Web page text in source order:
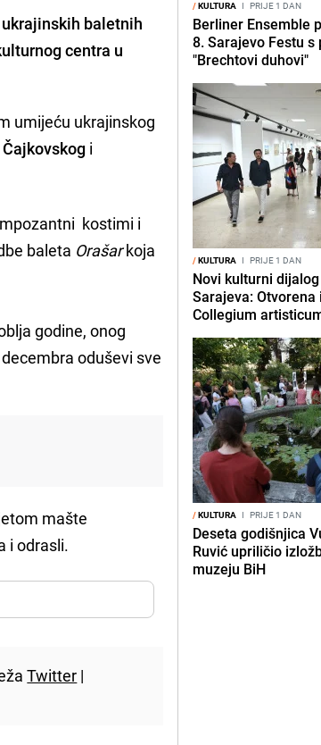
baletnih
centra u
umijeću ukrajinskog
i
kostimi i
baleta Orašarkoja
godine, onog
oduševi sve
mašte
i odrasli.
Twitter |
/KULTURA I PRIJE 1 DAN
Berliner Ensemble
8. Sarajevo Festu s
"Brechtovi duhovi"
/KULTURA I PRIJE 1 DAN
Novi kulturni
Sarajeva:
Collegium
/KULTURA I PRIJE 1 DAN
Deseta godišnjica
Ruvić upriličio
muzeju BiH